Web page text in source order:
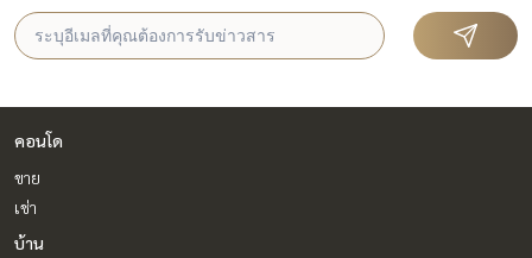
คอนโด
ขาย
เช่า
บ้าน